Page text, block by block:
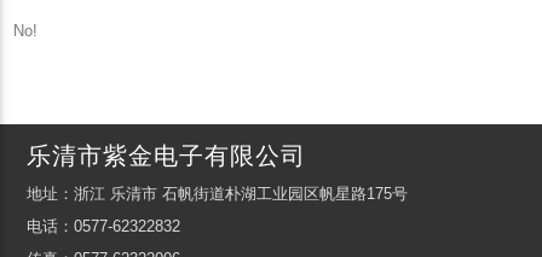
No!
乐清市紫金电子有限公司
地址：浙江 乐清市 石帆街道朴湖工业园区帆星路175号
电话：0577-62322832